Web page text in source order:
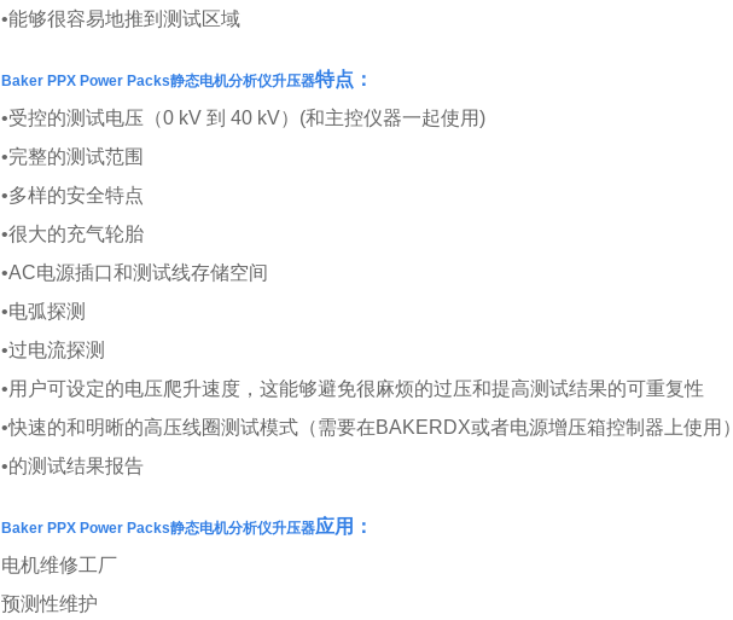
•能够很容易地推到测试区域
Baker PPX Power Packs静态电机分析仪升压器特点：
•受控的测试电压（0 kV 到 40 kV）(和主控仪器一起使用)
•完整的测试范围
•多样的安全特点
•很大的充气轮胎
•AC电源插口和测试线存储空间
•电弧探测
•过电流探测
•用户可设定的电压爬升速度，这能够避免很麻烦的过压和提高测试结果的可重复性
•快速的和明晰的高压线圈测试模式（需要在BAKERDX或者电源增压箱控制器上使用）
•的测试结果报告
Baker PPX Power Packs静态电机分析仪升压器应用：
电机维修工厂
预测性维护